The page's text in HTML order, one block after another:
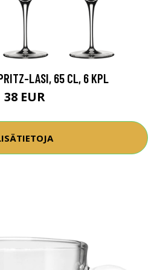
LASI, 65 CL, 6 KPL
38 EUR